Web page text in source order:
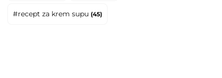
#recept za krem supu (45)